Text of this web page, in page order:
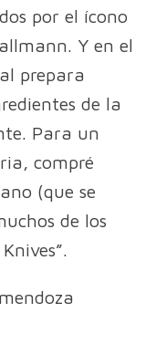
por el ícono
Y en el
prepara
de la
Para un
compré
(que se
de los